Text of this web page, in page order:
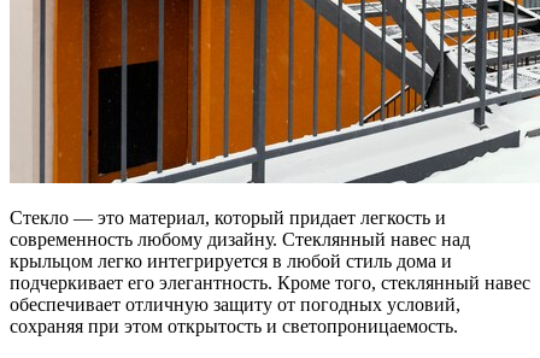
Стекло — это материал, который придает легкость и
современность любому дизайну. Стеклянный навес над
крыльцом легко интегрируется в любой стиль дома и
подчеркивает его элегантность. Кроме того, стеклянный навес
обеспечивает отличную защиту от погодных условий,
сохраняя при этом открытость и светопроницаемость.